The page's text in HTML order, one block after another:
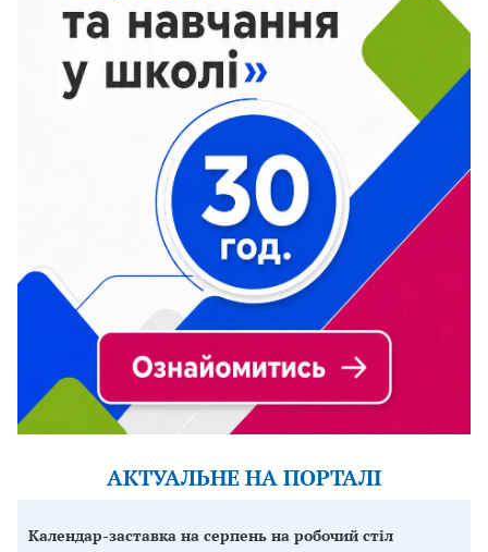
АКТУАЛЬНЕ НА ПОРТАЛІ
Календар-заставка на серпень на робочий стіл